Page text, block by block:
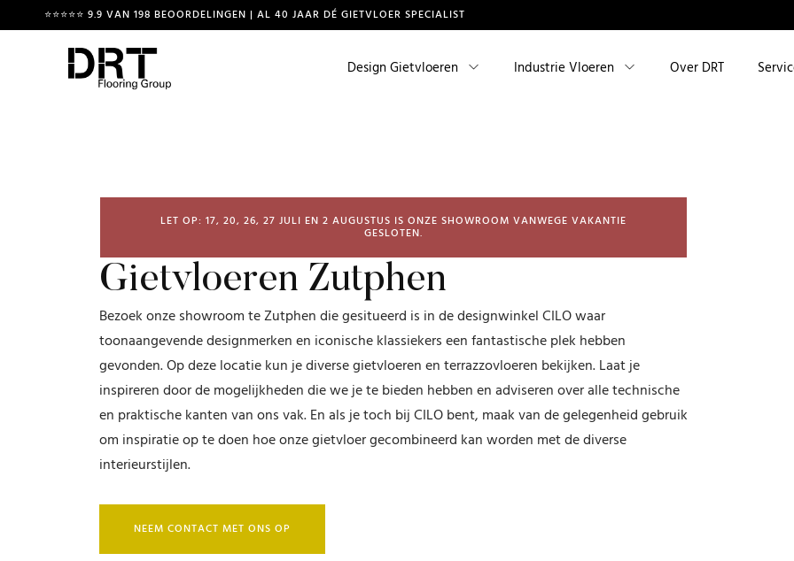
⭐⭐⭐⭐⭐ 9.9 VAN 198 BEOORDELINGEN | AL 40 JAAR DÉ GIETVLOER SPECIALIST
Design Gietvloeren Industrie Vloeren Over DRT
LET OP: 17, 20, 26, 27 JULI EN 2 AUGUSTUS IS ONZE SHOWROOM VANWEGE VAKANTIE
GESLOTEN.
Gietvloeren Zutphen
Bezoek onze showroom te Zutphen die gesitueerd is in de designwinkel CILO waar
toonaangevende designmerken en iconische klassiekers een fantastische plek hebben
gevonden. Op deze locatie kun je diverse gietvloeren en terrazzovloeren bekijken. Laat je
inspireren door de mogelijkheden die we je te bieden hebben en adviseren over alle technische
en praktische kanten van ons vak. En als je toch bij CILO bent, maak van de gelegenheid gebruik
om inspiratie op te doen hoe onze gietvloer gecombineerd kan worden met de diverse
interieurstijlen.
NEEM CONTACT MET ONS OP